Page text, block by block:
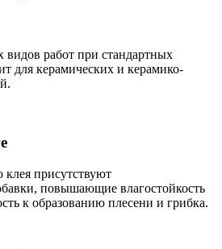
видов работ при стандартных
для керамических и керамико-
клея присутствуют
повышающие влагостойкость
к образованию плесени и грибка.